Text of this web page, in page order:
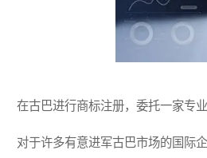
在古巴进行商标注册，委托一家专业
对于许多有意进军古巴市场的国际企